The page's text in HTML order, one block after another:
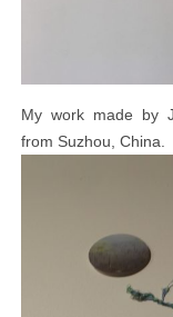
My work made by
from Suzhou, China.